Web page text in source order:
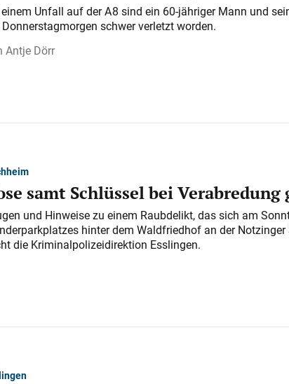
Unfall auf der A 8 sind ein 60-jähriger Mann und
schwer verletzt worden.
Antje Dörr
samt Schlüssel bei Verabredung
und Hinweise zu einem Raubdelikt, das sich am
hinter dem Waldfriedhof an der
die Kriminalpolizeidirektion Esslingen.